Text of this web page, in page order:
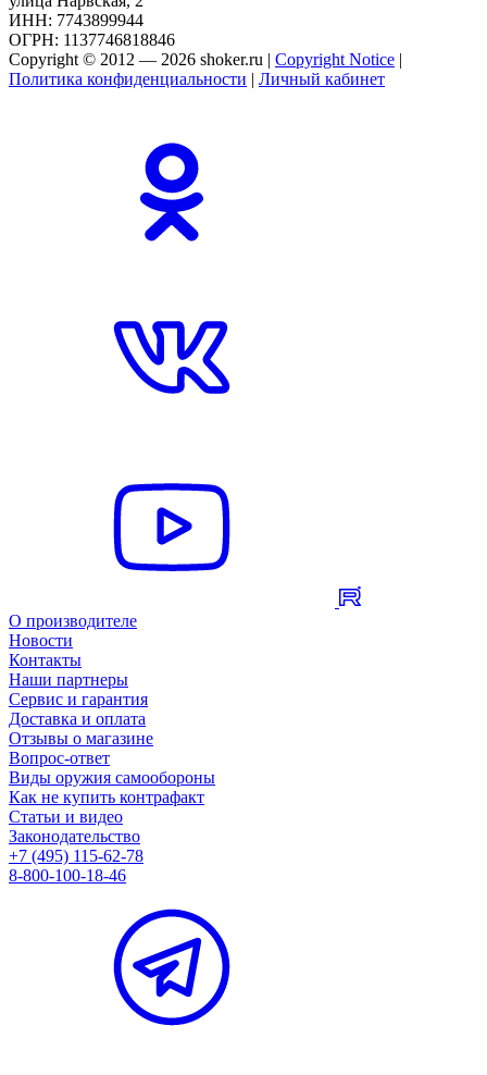
ИНН: 7743899944
ОГРН: 1137746818846
Copyright © 2012 — 2026 shoker.ru | Copyright Notice |
Политика конфиденциальности | Личный кабинет
О производителе
Новости
Контакты
Наши партнеры
Сервис и гарантия
Доставка и оплата
Отзывы о магазине
Вопрос-ответ
Виды оружия самообороны
Как не купить контрафакт
Статьи и видео
Законодательство
+7 (495) 115-62-78
8-800-100-18-46